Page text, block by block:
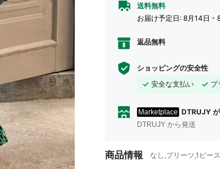
送料無料
お届け予定日: 8月14日 -
返品無料
ショッピングの安全性
安全な支払い
プ
Marketplace DTRUJY
DTRUJY から発送
商品情報 なし,プリーツ,1ピー